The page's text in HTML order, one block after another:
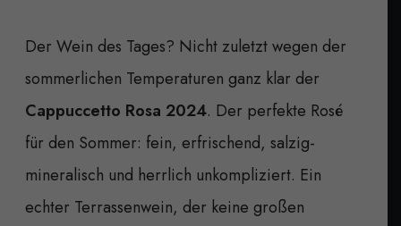
Der Wein des Tages? Nicht zuletzt wegen der
sommerlichen Temperaturen ganz klar der
Cappuccetto Rosa 2024. Der perfekte Rosé
für den Sommer: fein, erfrischend, salzig-
mineralisch und herrlich unkompliziert. Ein
echter Terrassenwein, der keine großen